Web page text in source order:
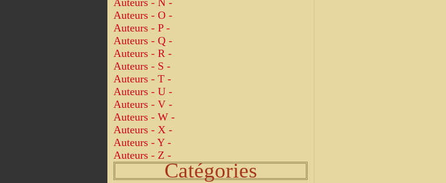
Auteurs - N -
Auteurs - O -
Auteurs - P -
Auteurs - Q -
Auteurs - R -
Auteurs - S -
Auteurs - T -
Auteurs - U -
Auteurs - V -
Auteurs - W -
Auteurs - X -
Auteurs - Y -
Auteurs - Z -
Catégories